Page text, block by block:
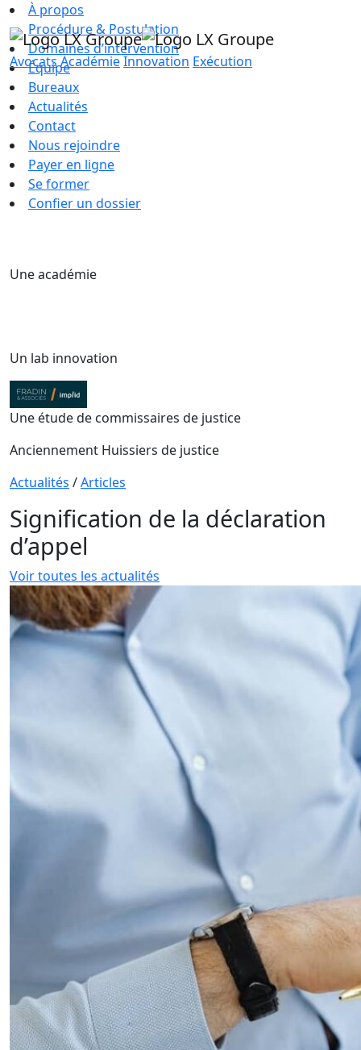
AvocatsAcadémieInnovation Exécution
À propos
Procédure & Postulation
Domaines d’intervention
Équipe
Bureaux
Actualités
Contact
Nous rejoindre
Payer en ligne
Se former
Confier un dossier
Une académie
Un lab innovation
Une étude de commissaires de justice
Anciennement Huissiers de justice
Actualités /Articles
Signification de la déclaration
d’appel
Voir toutes les actualités